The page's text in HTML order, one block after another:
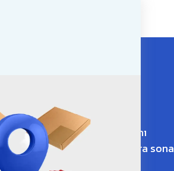
platformunun lansmanını
Teklif şu tarihten sonra sona